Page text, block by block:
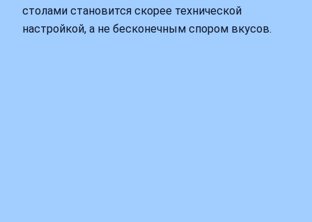
столами становится скорее технической
настройкой, а не бесконечным спором вкусов.